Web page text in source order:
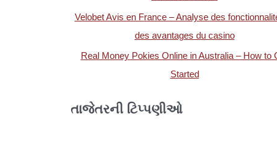
Velobet Avis en France – Analyse des
des avantages du casino
Real Money Pokies Online in Australia – How to
Started
તાજેતરની ટિપ્પણીઓ